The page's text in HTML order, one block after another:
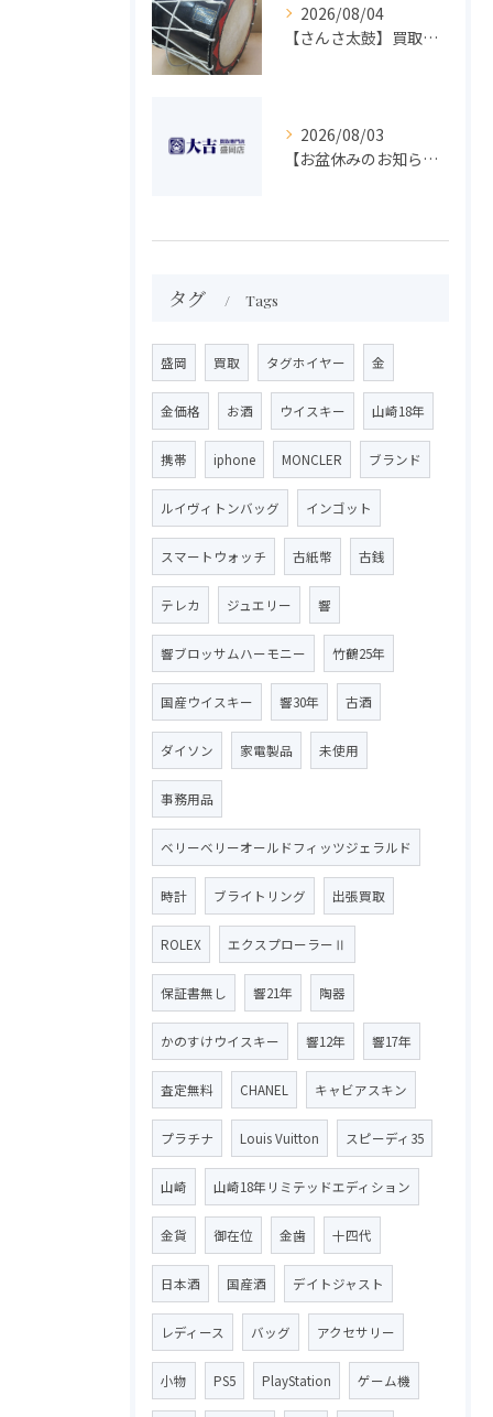
2026/08/04
【さんさ太鼓】買取 大吉盛岡店 楽器 買取します！！
2026/08/03
【お盆休みのお知らせ】買取専門 大吉 盛岡店
タグ Tags
盛岡 買取 タグホイヤー 金
金価格 お酒 ウイスキー 山崎18年
携帯 iphone MONCLER ブランド
ルイヴィトンバッグ インゴット
スマートウォッチ 古紙幣 古銭
テレカ ジュエリー 響
響ブロッサムハーモニー 竹鶴25年
国産ウイスキー 響30年 古酒
ダイソン 家電製品 未使用
事務用品
ベリーベリーオールドフィッツジェラルド
時計 ブライトリング 出張買取
ROLEX エクスプローラーⅡ
保証書無し 響21年 陶器
かのすけウイスキー 響12年 響17年
査定無料 CHANEL キャビアスキン
プラチナ Louis Vuitton スピーディ35
山崎 山崎18年リミテッドエディション
金貨 御在位 金歯 十四代
日本酒 国産酒 デイトジャスト
レディース バッグ アクセサリー
小物 PS5 PlayStation ゲーム機